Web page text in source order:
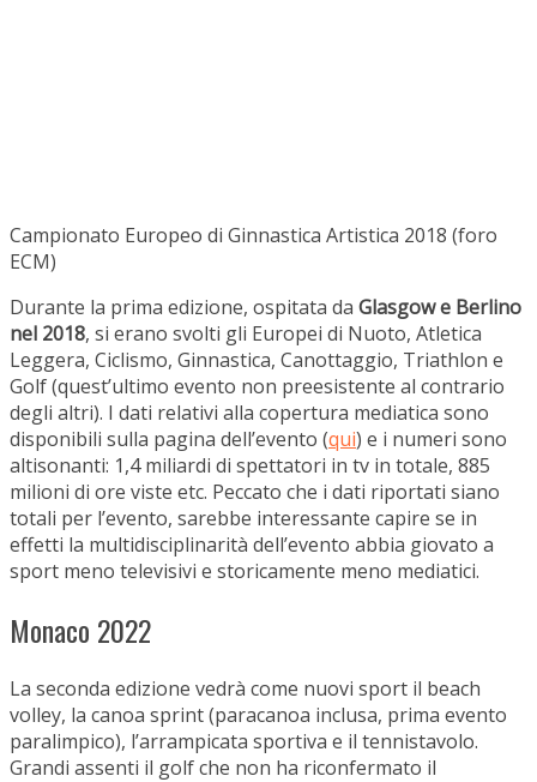
Campionato Europeo di Ginnastica Artistica 2018 (foro
ECM)
Durante la prima edizione, ospitata da Glasgow e Berlino
nel 2018, si erano svolti gli Europei di Nuoto, Atletica
Leggera, Ciclismo, Ginnastica, Canottaggio, Triathlon e
Golf (quest’ultimo evento non preesistente al contrario
degli altri). I dati relativi alla copertura mediatica sono
disponibili sulla pagina dell’evento (qui) e i numeri sono
altisonanti: 1,4 miliardi di spettatori in tv in totale, 885
milioni di ore viste etc. Peccato che i dati riportati siano
totali per l’evento, sarebbe interessante capire se in
effetti la multidisciplinarità dell’evento abbia giovato a
sport meno televisivi e storicamente meno mediatici.
Monaco 2022
La seconda edizione vedrà come nuovi sport il beach
volley, la canoa sprint (paracanoa inclusa, prima evento
paralimpico), l’arrampicata sportiva e il tennistavolo.
Grandi assenti il golf che non ha riconfermato il